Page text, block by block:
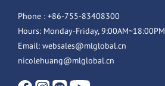
Phone : +86-755-83408300
Hours: Monday-Friday, 9:00AM~18:00PM
Email: websales@mlglobal.cn
nicolehuang@mlglobal.cn